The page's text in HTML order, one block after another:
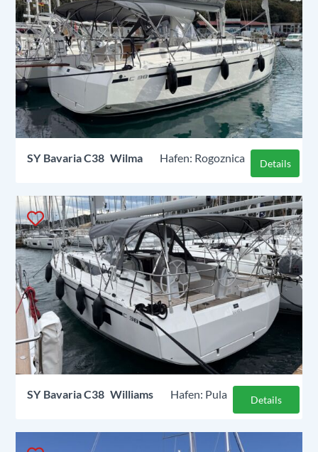
SY Bavaria C38 Wilma Rogoznica Details
SY Bavaria C38 Williams Pula Details